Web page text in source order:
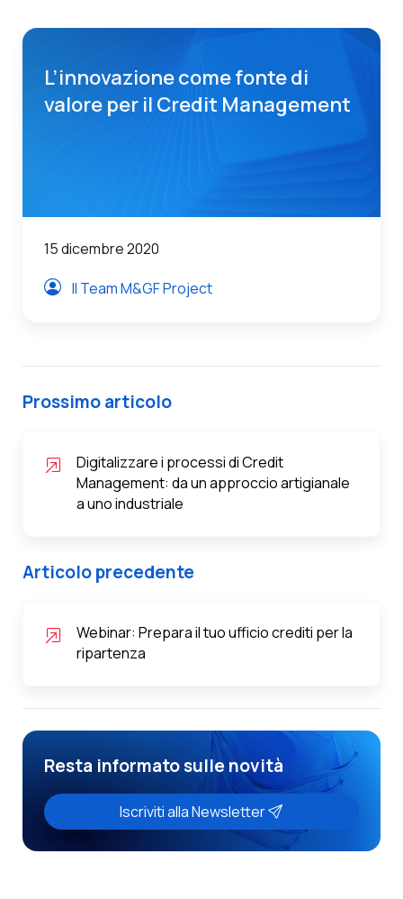
L’innovazione come fonte di
valore per il Credit Management
15 dicembre 2020
Il Team M&GF Project
Prossimo articolo
Digitalizzare i processi di Credit
Management: da un approccio artigianale
a uno industriale
Articolo precedente
Webinar: Prepara il tuo ufficio crediti per la
ripartenza
Resta informato sulle novità
Iscriviti alla Newsletter